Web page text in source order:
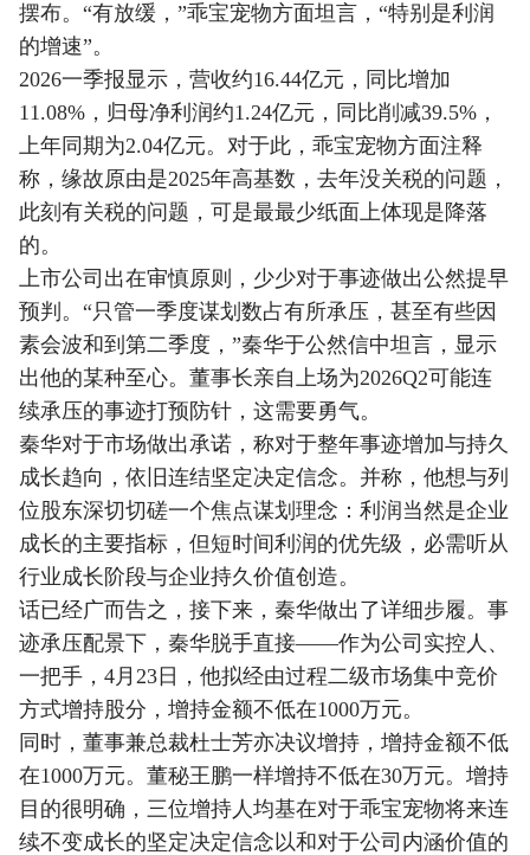
摆布。“有放缓，”乖宝宠物方面坦言，“特别是利润
的增速”。
2026一季报显示，营收约16.44亿元，同比增加
11.08%，归母净利润约1.24亿元，同比削减39.5%，
上年同期为2.04亿元。对于此，乖宝宠物方面注释
称，缘故原由是2025年高基数，去年没关税的问题，
此刻有关税的问题，可是最最少纸面上体现是降落
的。
上市公司出在审慎原则，少少对于事迹做出公然提早
预判。“只管一季度谋划数占有所承压，甚至有些因
素会波和到第二季度，”秦华于公然信中坦言，显示
出他的某种至心。董事长亲自上场为2026Q2可能连
续承压的事迹打预防针，这需要勇气。
秦华对于市场做出承诺，称对于整年事迹增加与持久
成长趋向，依旧连结坚定决定信念。并称，他想与列
位股东深切切磋一个焦点谋划理念：利润当然是企业
成长的主要指标，但短时间利润的优先级，必需听从
行业成长阶段与企业持久价值创造。
话已经广而告之，接下来，秦华做出了详细步履。事
迹承压配景下，秦华脱手直接——作为公司实控人、
一把手，4月23日，他拟经由过程二级市场集中竞价
方式增持股分，增持金额不低在1000万元。
同时，董事兼总裁杜士芳亦决议增持，增持金额不低
在1000万元。董秘王鹏一样增持不低在30万元。增持
目的很明确，三位增持人均基在对于乖宝宠物将来连
续不变成长的坚定决定信念以和对于公司内涵价值的